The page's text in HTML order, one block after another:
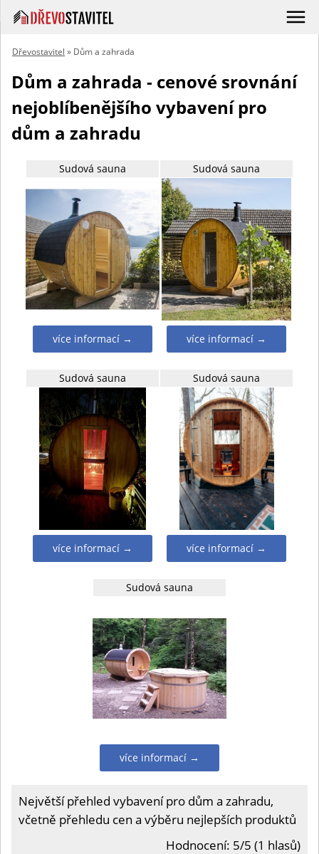
Dřevostavitel » Dům a zahrada
Dům a zahrada - cenové srovnání
nejoblíbenějšího vybavení pro
dům a zahradu
Sudová sauna
více informací →
Sudová sauna
více informací →
Sudová sauna
více informací →
Sudová sauna
více informací →
Sudová sauna
více informací →
Největší přehled vybavení pro dům a zahradu,
včetně přehledu cen a výběru nejlepších produktů
Hodnocení: 5/5 (1 hlasů)